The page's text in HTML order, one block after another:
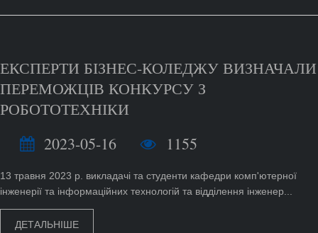
ЕКСПЕРТИ БІЗНЕС-КОЛЕДЖУ ВИЗНАЧАЛИ
ПЕРЕМОЖЦІВ КОНКУРСУ З
РОБОТОТЕХНІКИ
2023-05-16
1155
13 травня 2023 р. викладачі та студенти кафедри комп'ютерної
інженерії та інформаційних технологій та відділення інженер...
ДЕТАЛЬНІШЕ